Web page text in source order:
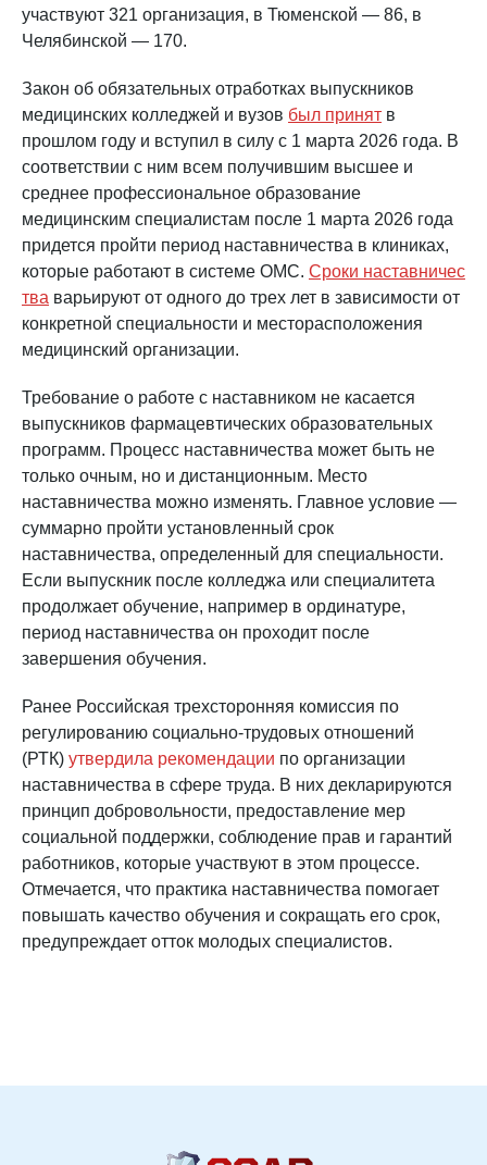
участвуют 321 организация, в Тюменской — 86, в
Челябинской — 170.
Закон об обязательных отработках выпускников
медицинских колледжей и вузов был принят в
прошлом году и вступил в силу с 1 марта 2026 года. В
соответствии с ним всем получившим высшее и
среднее профессиональное образование
медицинским специалистам после 1 марта 2026 года
придется пройти период наставничества в клиниках,
которые работают в системе ОМС. Сроки наставничес
тва варьируют от одного до трех лет в зависимости от
конкретной специальности и месторасположения
медицинский организации.
Требование о работе с наставником не касается
выпускников фармацевтических образовательных
программ. Процесс наставничества может быть не
только очным, но и дистанционным. Место
наставничества можно изменять. Главное условие —
суммарно пройти установленный срок
наставничества, определенный для специальности.
Если выпускник после колледжа или специалитета
продолжает обучение, например в ординатуре,
период наставничества он проходит после
завершения обучения.
Ранее Российская трехсторонняя комиссия по
регулированию социально-трудовых отношений
(РТК) утвердила рекомендации по организации
наставничества в сфере труда. В них декларируются
принцип добровольности, предоставление мер
социальной поддержки, соблюдение прав и гарантий
работников, которые участвуют в этом процессе.
Отмечается, что практика наставничества помогает
повышать качество обучения и сокращать его срок,
предупреждает отток молодых специалистов.